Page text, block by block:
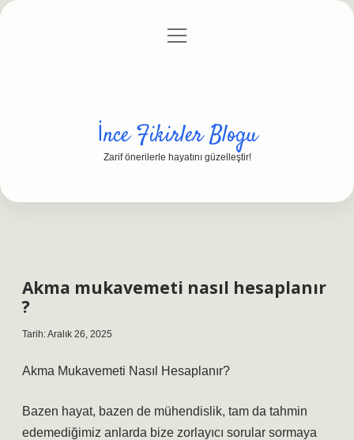
Gizlilik Politikası
menüyü
İnce Fikirler Blogu
Zarif önerilerle hayatını güzelleştir!
Akma mukavemeti nasıl hesaplanır
?
Tarih: Aralık 26, 2025
Akma Mukavemeti Nasıl Hesaplanır?
Bazen hayat, bazen de mühendislik, tam da tahmin
edemediğimiz anlarda bize zorlayıcı sorular sormaya